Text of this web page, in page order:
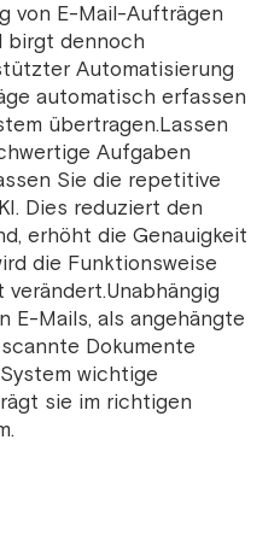
von E-Mail-Aufträgen
birgt dennoch
Automatisierung
automatisch erfassen
übertragen.Lassen
Aufgaben
Sie die repetitive
Dies reduziert den
erhöht die Genauigkeit
die Funktionsweise
E-Mails, als angehängte
Dokumente
wichtige
sie im richtigen